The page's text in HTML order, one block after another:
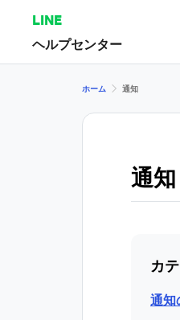
LINE
ヘルプセンター
ホーム 通知
通知
カ
通知